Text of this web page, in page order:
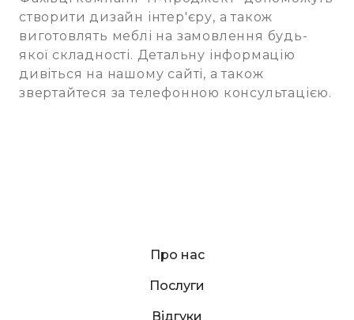
створити дизайн інтер'єру, а також
виготовлять меблі на замовлення будь-
якої складності. Детальну інформацію
дивіться на нашому сайті, а також
звертайтеся за телефонною консультацією.
Про нас
Послуги
Відгуки